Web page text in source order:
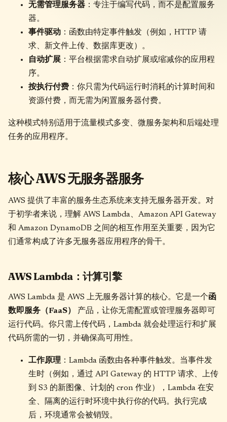
无需管理服务器 ：专注于编写代码，而不是配置服务
器。
事件驱动 ：函数由特定事件触发（例如，HTTP 请
求、新文件上传、数据库更改）。
自动扩展 ：平台根据需求自动扩展或缩减你的应用程
序。
按执行付费 ：你只需为代码运行时消耗的计算时间和
资源付费，而无需为闲置服务器付费。
这种模式特别适用于流量模式多变、微服务架构和后端处理
任务的应用程序。
核心 AWS 无服务器服务
AWS 提供了丰富的服务生态系统来支持无服务器开发。对
于初学者来说，理解 AWS Lambda、Amazon API Gateway
和 Amazon DynamoDB 之间的相互作用至关重要，因为它
们通常构成了许多无服务器应用程序的骨干。
AWS Lambda：计算引擎
AWS Lambda 是 AWS 上无服务器计算的核心。它是一个函
数即服务（FaaS）
产品，让你无需配置或管理服务器即可
运行代码。你只需上传代码，Lambda 就会处理运行和扩展
代码所需的一切，并确保高可用性。
工作原理 ：Lambda 函数由各种事件触发。当事件发
生时（例如，通过 API Gateway 的 HTTP 请求、上传
到 S3 的新图像、计划的 cron 作业），Lambda 在安
全、隔离的运行时环境中执行你的代码。执行完成
后，环境通常会被销毁。